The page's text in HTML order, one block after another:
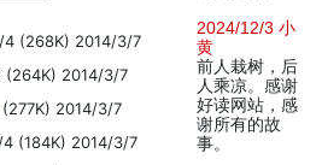
4 (268K) 2014/3/7
2014/3/7
2014/3/7
4 (184K) 2014/3/7
2024/12/3 小
黄
前人栽树，后
人乘凉。感谢
好读网站，感
谢所有的故
事。